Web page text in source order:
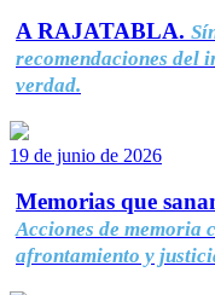
A RAJATABLA.
recomendaciones del
verdad.
19 de junio de 2026
Memorias que
Acciones de memoria
afrontamiento y